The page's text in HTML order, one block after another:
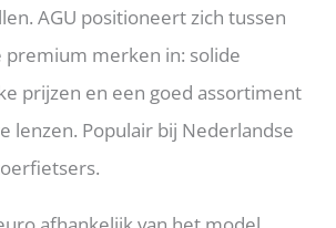
AGU positioneert zich tussen
premium merken in: solide
prijzen en een goed assortiment
lenzen. Populair bij Nederlandse